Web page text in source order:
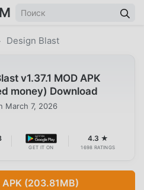
Design Blast
v1.37.1 MOD APK
money) Download
March 7, 2026
GET IT ON
4.3 ★
1698 RATINGS
APK (203.81MB)